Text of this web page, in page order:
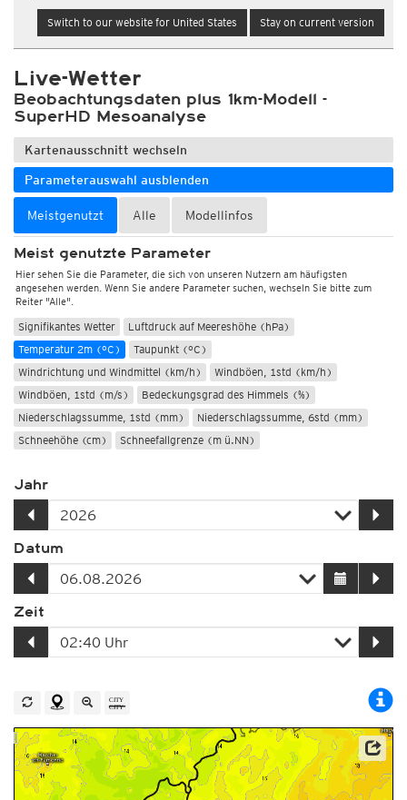
Switch to our website for United States Stay on current version
Live-Wetter
Beobachtungsdaten plus 1km-Modell -
SuperHD Mesoanalyse
Kartenausschnitt wechseln
Parameterauswahl ausblenden
Meistgenutzt Alle Modellinfos
Meist genutzte Parameter
Hier sehen Sie die Parameter, die sich von unseren Nutzern am häufigsten
angesehen werden. Wenn Sie andere Parameter suchen, wechseln Sie bitte zum
Reiter "Alle".
Signifikantes Wetter
Luftdruck auf Meereshöhe (hPa)
Temperatur 2m (°C)
Taupunkt (°C)
Windrichtung und Windmittel (km/h)
Windböen, 1std (km/h)
Windböen, 1std (m/s)
Bedeckungsgrad des Himmels (%)
Niederschlagssumme, 1std (mm)
Niederschlagssumme, 6std (mm)
Schneehöhe (cm)
Schneefallgrenze (m ü.NN)
Jahr
Datum
Zeit